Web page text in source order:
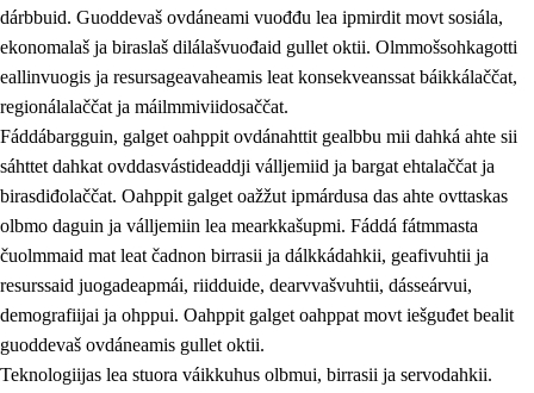
2. Oahppama prinsihpat, ovdáneapmi ja oahppahábmen
2.1 Sosiála oahppan ja ovdáneapmi
2.2 Gealbu fágain
2.3 Vuođđogálggat
2.4 Oahppat oahppat
Fágaidrasttideaddji fáttát
2.5 Fágaidrasttideaddji fáttát
dárbbuid. Guoddevaš ovdáneami vuođđu lea ipmirdit movt sosiála,
ekonomalaš ja biraslaš dilálašvuođaid gullet oktii. Olmmošsohkagotti
eallinvuogis ja resursageavaheamis leat konsekveanssat báikkálaččat,
regionálalaččat ja máilmmiviidosaččat.
Fáddábargguin, galget oahppit ovdánahttit gealbbu mii dahká ahte sii
sáhttet dahkat ovddasvástideaddji válljemiid ja bargat ehtalaččat ja
birasdiđolaččat. Oahppit galget oažžut ipmárdusa das ahte ovttaskas
olbmo daguin ja válljemiin lea mearkkašupmi. Fáddá fátmmasta
čuolmmaid mat leat čadnon birrasii ja dálkkádahkii, geafivuhtii ja
resurssaid juogadeapmái, riidduide, dearvvašvuhtii, dásseárvui,
demografiijai ja ohppui. Oahppit galget oahppat movt iešguđet bealit
guoddevaš ovdáneamis gullet oktii.
Teknologiijas lea stuora váikkuhus olbmui, birrasii ja servodahkii.